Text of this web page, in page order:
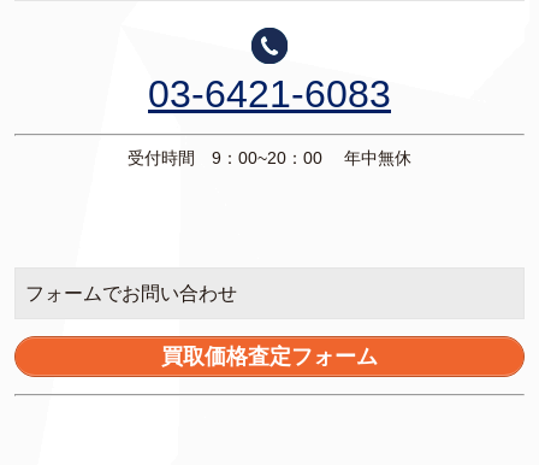
03-6421-6083
受付時間 9：00~20：00 年中無休
フォームでお問い合わせ
買取価格査定フォーム